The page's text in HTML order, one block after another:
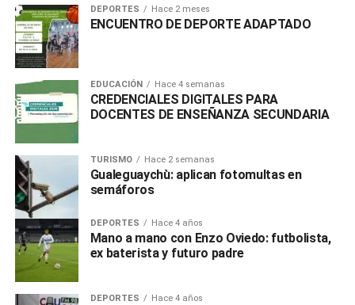
DEPORTES Hace 2 meses
ENCUENTRO DE DEPORTE ADAPTADO
EDUCACIÓN Hace 4 semanas
CREDENCIALES DIGITALES PARA
DOCENTES DE ENSEÑANZA SECUNDARIA
TURISMO Hace 2 semanas
Gualeguaychù: aplican fotomultas en
semáforos
DEPORTES Hace 4 años
Mano a mano con Enzo Oviedo: futbolista,
ex baterista y futuro padre
DEPORTES Hace 4 años